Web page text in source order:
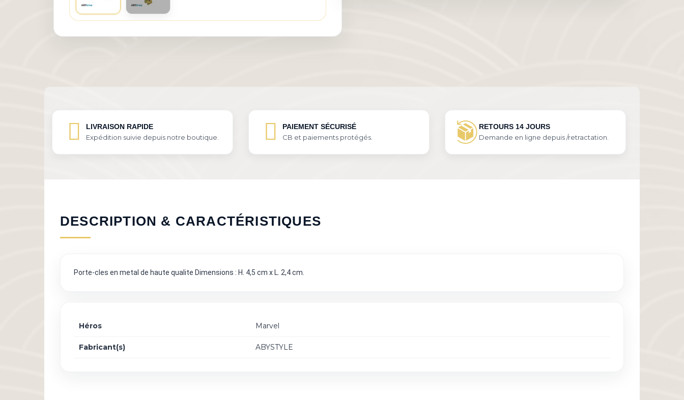
LIVRAISON RAPIDE
Expédition suivie depuis notre boutique.
PAIEMENT SÉCURISÉ
CB et paiements protégés.
RETOURS 14 JOURS
Demande en ligne depuis /retractation.
DESCRIPTION & CARACTÉRISTIQUES
Porte-cles en metal de haute qualite Dimensions : H. 4,5 cm x L. 2,4 cm.
Héros Marvel
Fabricant(s) ABYSTYLE